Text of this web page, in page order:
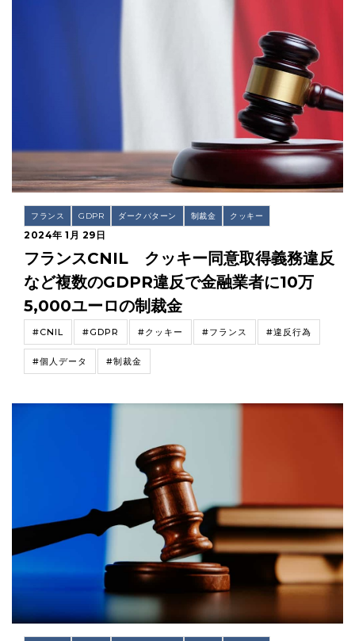
フランス GDPR ダークパターン 制裁金 クッキー
2024年 1月 29日
フランスCNIL クッキー同意取得義務違反
など複数のGDPR違反で金融業者に10万
5,000ユーロの制裁金
#CNIL #GDPR #クッキー #フランス #違反行為
#個人データ #制裁金